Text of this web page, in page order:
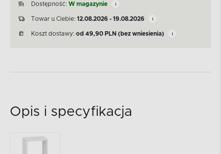
Dostępność: W magazynie
Towar u Ciebie: 12.08.2026 - 19.08.2026
Koszt dostawy: od 49,90 PLN (bez wniesienia)
Opis i specyfikacja